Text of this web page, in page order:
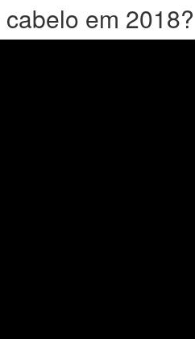
em 2018?